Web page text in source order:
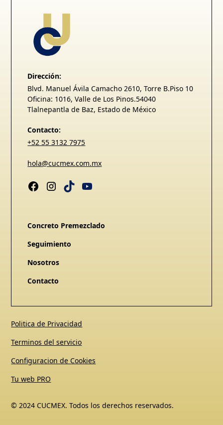
Dirección:
Blvd. Manuel Ávila Camacho 2610, Torre B.Piso 10
Oficina: 1016, Valle de Los Pinos.54040
Tlalnepantla de Baz, Estado de México
Contacto:
+52 55 3132 7975
hola@cucmex.com.mx
Concreto Premezclado
Seguimiento
Nosotros
Contacto
© 2024 CUCMEX. Todos los derechos reservados.
Politica de Privacidad
Terminos del servicio
Configuracion de Cookies
Tu web PRO